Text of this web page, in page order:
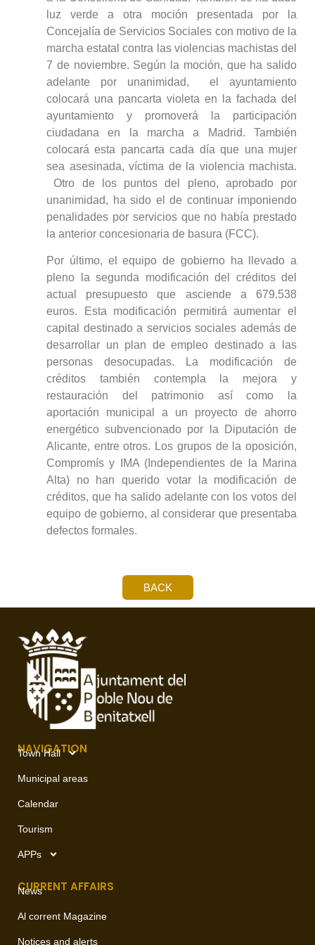
luz verde a otra moción presentada por la
Concejalía de Servicios Sociales con motivo de la
marcha estatal contra las violencias machistas del
7 de noviembre. Según la moción, que ha salido
adelante por unanimidad, el ayuntamiento
colocará una pancarta violeta en la fachada del
ayuntamiento y promoverá la participación
ciudadana en la marcha a Madrid. También
colocará esta pancarta cada día que una mujer
sea asesinada, víctima de la violencia machista.
Otro de los puntos del pleno, aprobado por
unanimidad, ha sido el de continuar imponiendo
penalidades por servicios que no había prestado
la anterior concesionaria de basura (FCC).
Por último, el equipo de gobierno ha llevado a
pleno la segunda modificación del créditos del
actual presupuesto que asciende a 679.538
euros. Esta modificación permitirá aumentar el
capital destinado a servicios sociales además de
desarrollar un plan de empleo destinado a las
personas desocupadas. La modificación de
créditos también contempla la mejora y
restauración del patrimonio así como la
aportación municipal a un proyecto de ahorro
energético subvencionado por la Diputación de
Alicante, entre otros. Los grupos de la oposición,
Compromís y IMA (Independientes de la Marina
Alta) no han querido votar la modificación de
créditos, que ha salido adelante con los votos del
equipo de gobierno, al considerar que presentaba
defectos formales.
BACK
NAVIGATION
Town Hall
Municipal areas
Calendar
Tourism
APPs
CURRENT AFFAIRS
News
Al corrent Magazine
Notices and alerts